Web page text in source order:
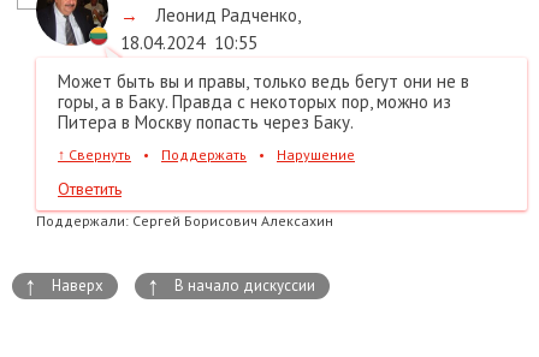
→
Леонид Радченко,
18.04.2024 10:55
Может быть вы и правы, только ведь бегут они не в
горы, а в Баку. Правда с некоторых пор, можно из
Питера в Москву попасть через Баку.
↑ Свернуть • Поддержать • Нарушение
Ответить
Поддержали: Сергей Борисович Алексахин
↑ Наверх ↑ В начало дискуссии